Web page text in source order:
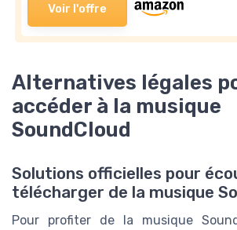
Voir l'offre
Alternatives légales
accéder à la musique
SoundCloud
Solutions officielles pour
télécharger de la musique
Pour profiter de la musique